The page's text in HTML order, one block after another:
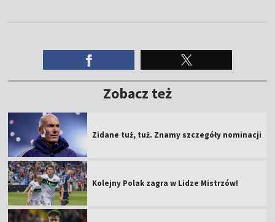
Zobacz też
Zidane tuż, tuż. Znamy szczegóły nominacji
Kolejny Polak zagra w Lidze Mistrzów!